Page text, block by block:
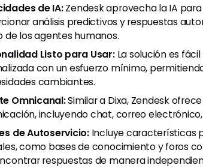
de IA:Zendesk aprovecha la IA
análisis predictivos y respuestas
de los agentes humanos.
Listo para Usar:La solución es
con un esfuerzo mínimo,
cambiantes.
Omnicanal:Similar a Dixa, Zendesk
incluyendo chat, correo
de Autoservicio:Incluye características
como bases de conocimiento y foros
respuestas de manera